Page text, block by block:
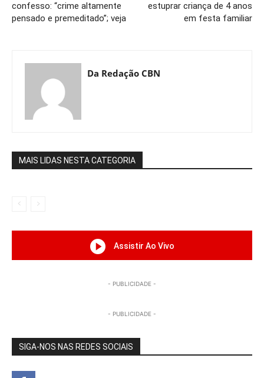
confesso: “crime altamente
pensado e premeditado”; veja
estuprar criança de 4 anos
em festa familiar
Da Redação CBN
MAIS LIDAS NESTA CATEGORIA
Assistir Ao Vivo
- PUBLICIDADE -
- PUBLICIDADE -
SIGA-NOS NAS REDES SOCIAIS